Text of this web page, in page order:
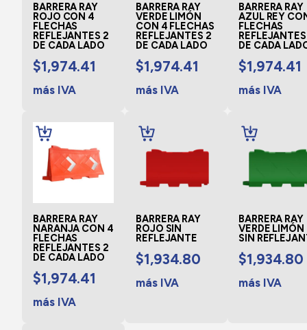
BARRERA RAY
ROJO CON 4
FLECHAS
REFLEJANTES 2
DE CADA LADO
$1,974.41
más IVA
BARRERA RAY
VERDE LIMÓN
CON 4 FLECHAS
REFLEJANTES 2
DE CADA LADO
$1,974.41
más IVA
BARRERA RAY
AZUL REY
FLECHAS
DE CADA
$1,974.41
más IVA
BARRERA RAY
NARANJA CON 4
FLECHAS
REFLEJANTES 2
DE CADA LADO
$1,974.41
más IVA
AÑADIR
AL
CARRITO
BARRERA RAY
ROJO SIN
REFLEJANTE
$1,934.80
más IVA
AÑADIR
AL
CARRITO
BARRERA RAY
VERDE LIMÓN
SIN
$1,934.80
más IVA
AÑADIR
AL
CARRITO